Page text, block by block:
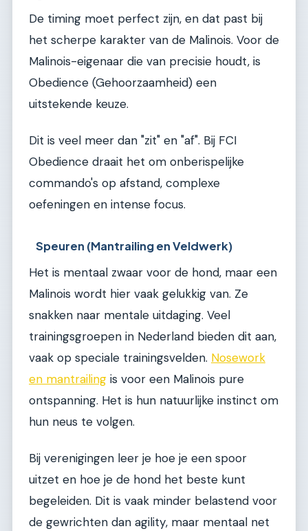
De timing moet perfect zijn, en dat past bij
het scherpe karakter van de Malinois. Voor de
Malinois-eigenaar die van precisie houdt, is
Obedience (Gehoorzaamheid) een
uitstekende keuze.
Dit is veel meer dan "zit" en "af". Bij FCI
Obedience draait het om onberispelijke
commando's op afstand, complexe
oefeningen en intense focus.
Speuren (Mantrailing en Veldwerk)
Het is mentaal zwaar voor de hond, maar een
Malinois wordt hier vaak gelukkig van. Ze
snakken naar mentale uitdaging. Veel
trainingsgroepen in Nederland bieden dit aan,
vaak op speciale trainingsvelden. Nosework
en mantrailing is voor een Malinois pure
ontspanning. Het is hun natuurlijke instinct om
hun neus te volgen.
Bij verenigingen leer je hoe je een spoor
uitzet en hoe je de hond het beste kunt
begeleiden. Dit is vaak minder belastend voor
de gewrichten dan agility, maar mentaal net